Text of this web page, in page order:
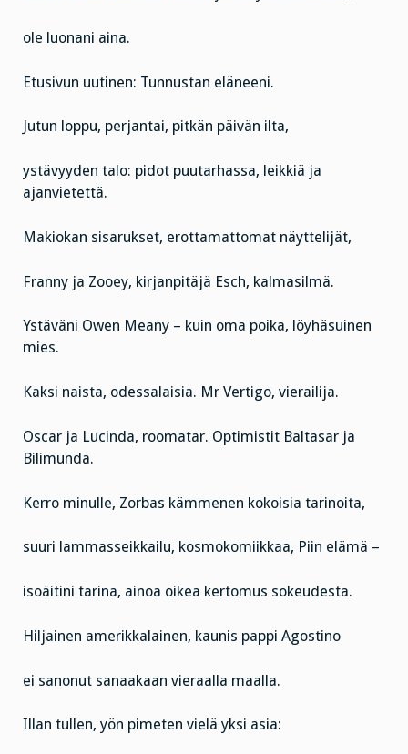
ole luonani aina.
Etusivun uutinen: Tunnustan eläneeni.
Jutun loppu, perjantai, pitkän päivän ilta,
ystävyyden talo: pidot puutarhassa, leikkiä ja
ajanvietettä.
Makiokan sisarukset, erottamattomat näyttelijät,
Franny ja Zooey, kirjanpitäjä Esch, kalmasilmä.
Ystäväni Owen Meany – kuin oma poika, löyhäsuinen
mies.
Kaksi naista, odessalaisia. Mr Vertigo, vierailija.
Oscar ja Lucinda, roomatar. Optimistit Baltasar ja
Bilimunda.
Kerro minulle, Zorbas kämmenen kokoisia tarinoita,
suuri lammasseikkailu, kosmokomiikkaa, Piin elämä –
isoäitini tarina, ainoa oikea kertomus sokeudesta.
Hiljainen amerikkalainen, kaunis pappi Agostino
ei sanonut sanaakaan vieraalla maalla.
Illan tullen, yön pimeten vielä yksi asia: